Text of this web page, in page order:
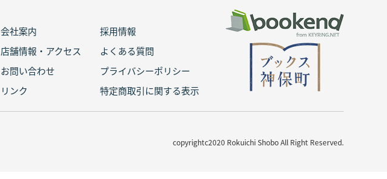
会社案内
採用情報
店舗情報・アクセス
よくある質問
お問い合わせ
プライバシーポリシー
リンク
特定商取引に関する表示
copyrightc2020 Rokuichi Shobo All Right Reserved.